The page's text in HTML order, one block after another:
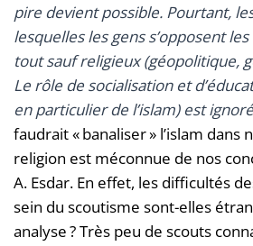
pire devient possible. Pourtant,
lesquelles les gens s’opposent
tout sauf religieux (géopolitique,
Le rôle de socialisation et
en particulier de l’islam) est
faudrait « banaliser » l’islam dans
religion est méconnue de nos
A. Esdar. En effet, les difficultés
sein du scoutisme sont-elles
analyse ? Très peu de scouts